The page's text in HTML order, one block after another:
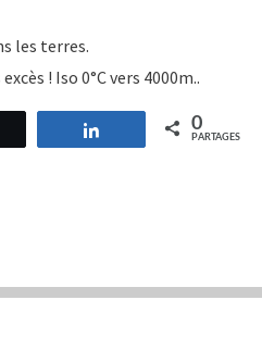
les terres.
! Iso 0°C vers 4000m..
Partagez 0
PARTAGES